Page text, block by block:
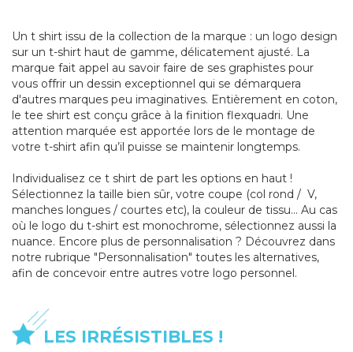
Un t shirt issu de la collection de la marque : un logo design
sur un t-shirt haut de gamme, délicatement ajusté. La
marque fait appel au savoir faire de ses graphistes pour
vous offrir un dessin exceptionnel qui se démarquera
d'autres marques peu imaginatives. Entièrement en coton,
le tee shirt est conçu grâce à la finition flexquadri. Une
attention marquée est apportée lors de le montage de
votre t-shirt afin qu’il puisse se maintenir longtemps.
Individualisez ce t shirt de part les options en haut !
Sélectionnez la taille bien sûr, votre coupe (col rond / V,
manches longues / courtes etc), la couleur de tissu… Au cas
où le logo du t-shirt est monochrome, sélectionnez aussi la
nuance. Encore plus de personnalisation ? Découvrez dans
notre rubrique "Personnalisation" toutes les alternatives,
afin de concevoir entre autres votre logo personnel.
LES IRRÉSISTIBLES !